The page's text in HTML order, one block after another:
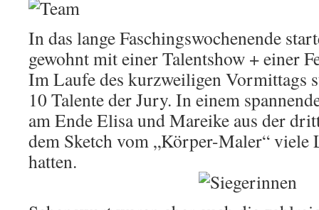
In das lange Faschingswochenende
gewohnt mit einer Talentshow + einer
Im Laufe des kurzweiligen Vormittags
10 Talente der Jury. In einem
am Ende Elisa und Mareike aus der
dem Sketch vom „Körper-Maler“ viele
hatten.